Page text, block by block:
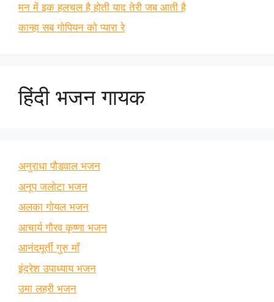
मन में इक हलचल है होती याद तेरी जब आती है
कान्हा सब गोपियन को प्यारा रे
हिंदी भजन गायक
अनुराधा पौडवाल भजन
अनूप जलोटा भजन
अलका गोयल भजन
आचार्य गौरव कृष्णा भजन
आनंदमूर्ती गुरु माँ
इंद्रेश उपाध्याय भजन
उमा लहरी भजन